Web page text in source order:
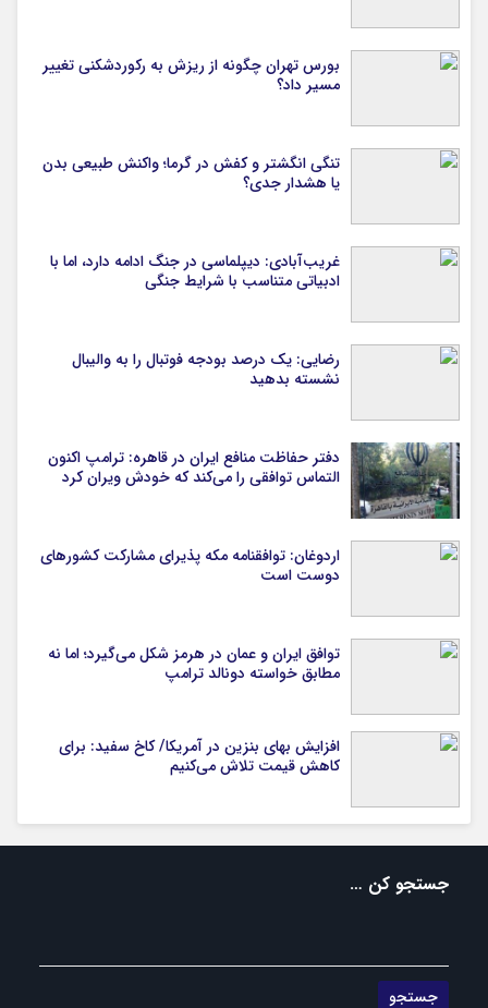
بورس تهران چگونه از ریزش به رکوردشکنی تغییر
مسیر داد؟
تنگی انگشتر و کفش در گرما؛ واکنش طبیعی بدن
یا هشدار جدی؟
غریب‌آبادی: دیپلماسی در جنگ ادامه دارد، اما با
ادبیاتی متناسب با شرایط جنگی
رضایی: یک درصد بودجه فوتبال را به والیبال
نشسته بدهید
دفتر حفاظت منافع ایران در قاهره: ترامپ اکنون
التماس توافقی را می‌کند که خودش ویران کرد
اردوغان: توافقنامه مکه پذیرای مشارکت کشورهای
دوست است
توافق ایران و عمان در هرمز شکل می‌گیرد؛ اما نه
مطابق خواسته دونالد ترامپ
افزایش بهای بنزین در آمریکا/ کاخ سفید: برای
کاهش قیمت تلاش می‌کنیم
جستجو کن …